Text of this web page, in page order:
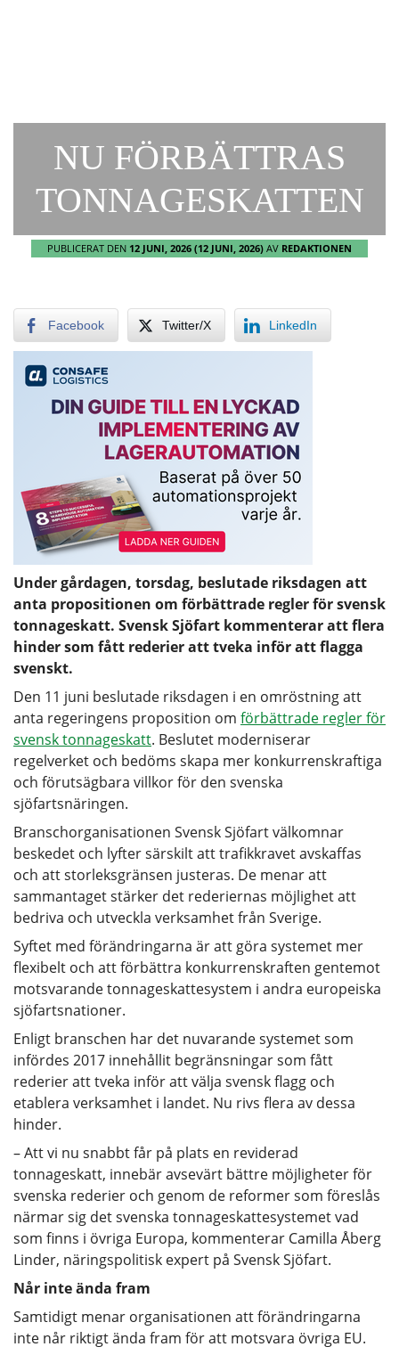
NU FÖRBÄTTRAS
TONNAGESKATTEN
PUBLICERAT DEN 12 JUNI, 2026 (12 JUNI, 2026) AV REDAKTIONEN
Facebook Twitter/X LinkedIn
Under gårdagen, torsdag, beslutade riksdagen att
anta propositionen om förbättrade regler för svensk
tonnageskatt. Svensk Sjöfart kommenterar att flera
hinder som fått rederier att tveka inför att flagga
svenskt.
Den 11 juni beslutade riksdagen i en omröstning att
anta regeringens proposition om förbättrade regler för
svensk tonnageskatt. Beslutet moderniserar
regelverket och bedöms skapa mer konkurrenskraftiga
och förutsägbara villkor för den svenska
sjöfartsnäringen.
Branschorganisationen Svensk Sjöfart välkomnar
beskedet och lyfter särskilt att trafikkravet avskaffas
och att storleksgränsen justeras. De menar att
sammantaget stärker det rederiernas möjlighet att
bedriva och utveckla verksamhet från Sverige.
Syftet med förändringarna är att göra systemet mer
flexibelt och att förbättra konkurrenskraften gentemot
motsvarande tonnageskattesystem i andra europeiska
sjöfartsnationer.
Enligt branschen har det nuvarande systemet som
infördes 2017 innehållit begränsningar som fått
rederier att tveka inför att välja svensk flagg och
etablera verksamhet i landet. Nu rivs flera av dessa
hinder.
– Att vi nu snabbt får på plats en reviderad
tonnageskatt, innebär avsevärt bättre möjligheter för
svenska rederier och genom de reformer som föreslås
närmar sig det svenska tonnageskattesystemet vad
som finns i övriga Europa, kommenterar Camilla Åberg
Linder, näringspolitisk expert på Svensk Sjöfart.
Når inte ända fram
Samtidigt menar organisationen att förändringarna
inte når riktigt ända fram för att motsvara övriga EU.